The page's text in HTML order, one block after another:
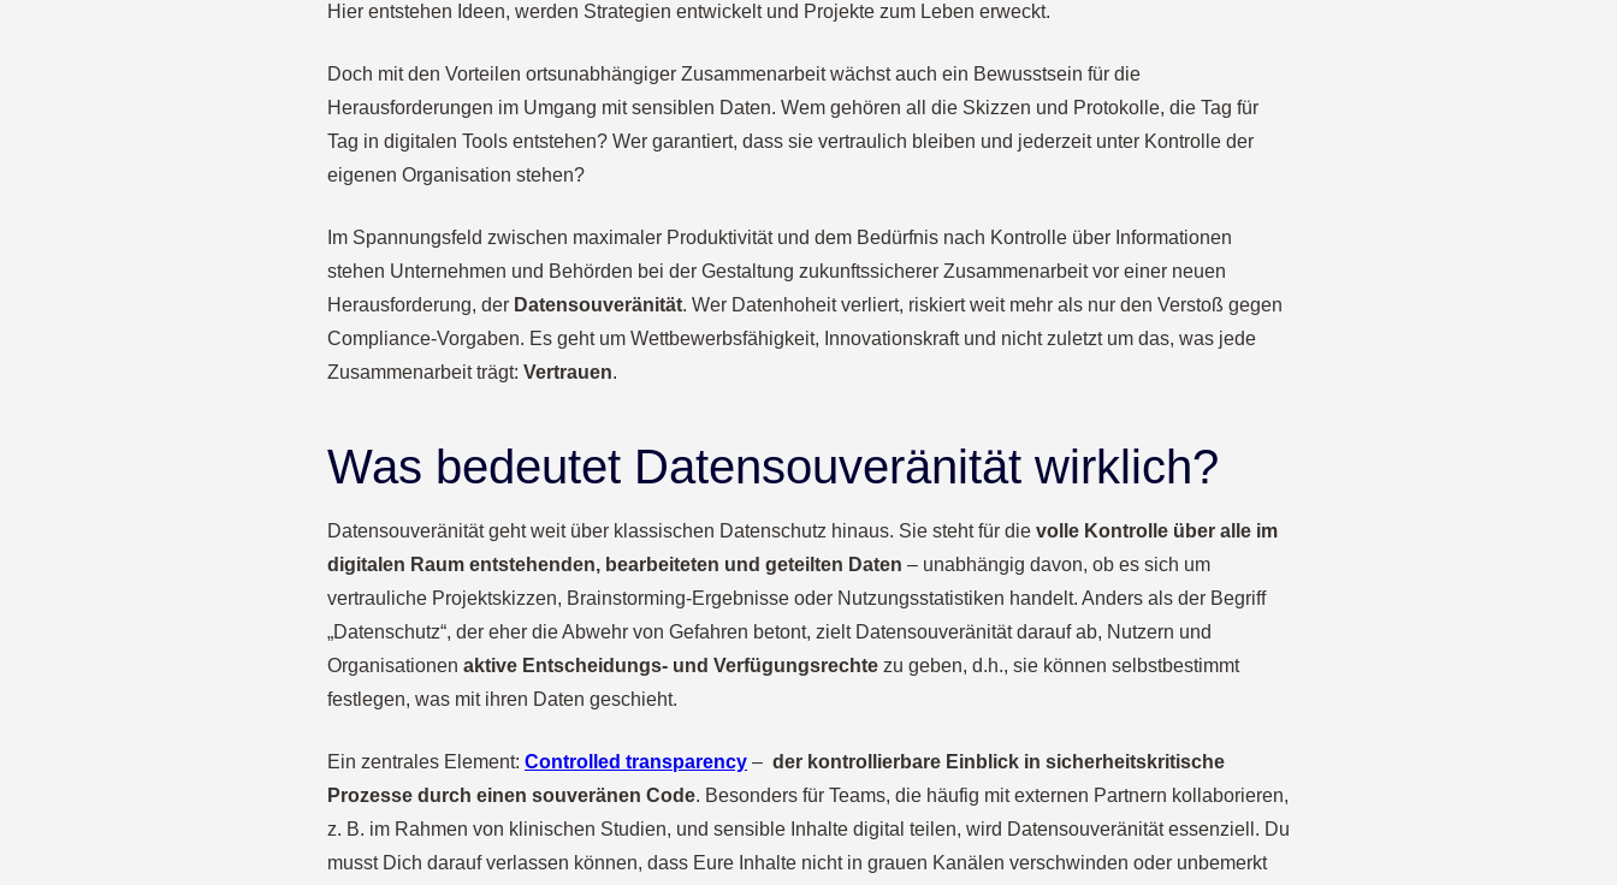
Hier entstehen Ideen, werden Strategien entwickelt und Projekte zum Leben erweckt.
Doch mit den Vorteilen ortsunabhängiger Zusammenarbeit wächst auch ein Bewusstsein für die
Herausforderungen im Umgang mit sensiblen Daten. Wem gehören all die Skizzen und Protokolle, die Tag für
Tag in digitalen Tools entstehen? Wer garantiert, dass sie vertraulich bleiben und jederzeit unter Kontrolle der
eigenen Organisation stehen?
Im Spannungsfeld zwischen maximaler Produktivität und dem Bedürfnis nach Kontrolle über Informationen
stehen Unternehmen und Behörden bei der Gestaltung zukunftssicherer Zusammenarbeit vor einer neuen
Herausforderung, der Datensouveränität. Wer Datenhoheit verliert, riskiert weit mehr als nur den Verstoß gegen
Compliance-Vorgaben. Es geht um Wettbewerbsfähigkeit, Innovationskraft und nicht zuletzt um das, was jede
Zusammenarbeit trägt: Vertrauen.
Was bedeutet Datensouveränität wirklich?
Datensouveränität geht weit über klassischen Datenschutz hinaus. Sie steht für die volle Kontrolle über alle im
digitalen Raum entstehenden, bearbeiteten und geteilten Daten – unabhängig davon, ob es sich um
vertrauliche Projektskizzen, Brainstorming-Ergebnisse oder Nutzungsstatistiken handelt. Anders als der Begriff
„Datenschutz“, der eher die Abwehr von Gefahren betont, zielt Datensouveränität darauf ab, Nutzern und
Organisationen aktive Entscheidungs- und Verfügungsrechte zu geben, d.h., sie können selbstbestimmt
festlegen, was mit ihren Daten geschieht.
Ein zentrales Element: Controlled transparency – der kontrollierbare Einblick in sicherheitskritische
Prozesse durch einen souveränen Code. Besonders für Teams, die häufig mit externen Partnern kollaborieren,
z. B. im Rahmen von klinischen Studien, und sensible Inhalte digital teilen, wird Datensouveränität essenziell. Du
musst Dich darauf verlassen können, dass Eure Inhalte nicht in grauen Kanälen verschwinden oder unbemerkt